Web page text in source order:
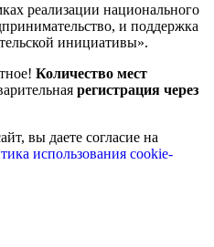
реализации национального
и поддержка
инициативы».
Количество мест
регистрация через
вы даете согласие на
использования cookie-